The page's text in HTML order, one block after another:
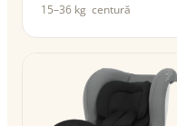
15–36 kg centură